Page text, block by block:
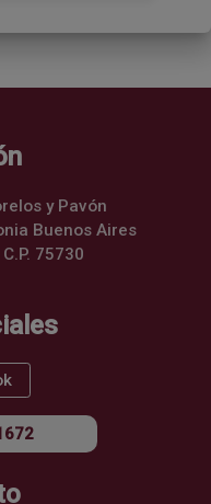
y Pavón
Buenos Aires
75730